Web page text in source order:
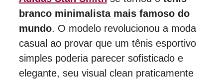
branco minimalista mais famoso do
mundo. O modelo revolucionou a moda
casual ao provar que um tênis esportivo
simples poderia parecer sofisticado e
elegante, seu visual clean praticamente